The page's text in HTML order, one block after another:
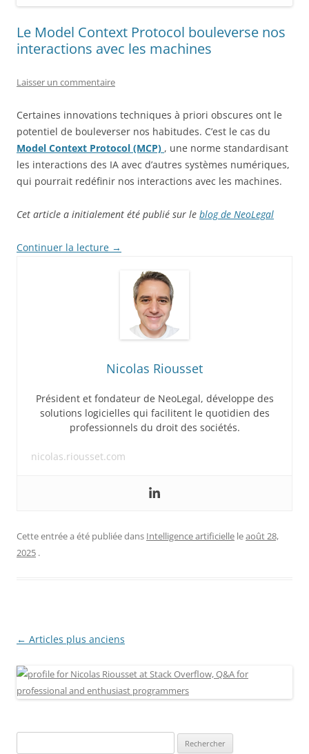
Le Model Context Protocol bouleverse nos
interactions avec les machines
Laisser un commentaire
Certaines innovations techniques à priori obscures ont le
potentiel de bouleverser nos habitudes. C’est le cas du
Model Context Protocol (MCP) , une norme standardisant
les interactions des IA avec d’autres systèmes numériques,
qui pourrait redéfinir nos interactions avec les machines.
Cet article a initialement été publié sur le blog de NeoLegal
Continuer la lecture →
Nicolas Riousset
Président et fondateur de NeoLegal, développe des
solutions logicielles qui facilitent le quotidien des
professionnels du droit des sociétés.
nicolas.riousset.com
Cette entrée a été publiée dans Intelligence artificielle leaoût 28,
2025 .
Navigation
articles
← Articles plus anciens